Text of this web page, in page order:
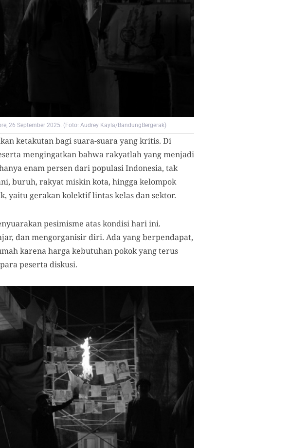
26 September 2025. (Foto: Audrey Kayla/BandungBergerak)
ketakutan bagi suara-suara yang kritis. Di
mengingatkan bahwa rakyatlah yang menjadi
enam persen dari populasi Indonesia, tak
buruh, rakyat miskin kota, hingga kelompok
yaitu gerakan kolektif lintas kelas dan sektor.
pesimisme atas kondisi hari ini.
dan mengorganisir diri. Ada yang berpendapat,
karena harga kebutuhan pokok yang terus
peserta diskusi.